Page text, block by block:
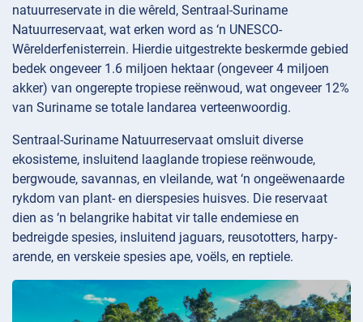
natuurreservate in die wêreld, Sentraal-Suriname
Natuurreservaat, wat erken word as ‘n UNESCO-
Wêrelderfenisterrein. Hierdie uitgestrekte beskermde gebied
bedek ongeveer 1.6 miljoen hektaar (ongeveer 4 miljoen
akker) van ongerepte tropiese reënwoud, wat ongeveer 12%
van Suriname se totale landarea verteenwoordig.
Sentraal-Suriname Natuurreservaat omsluit diverse
ekosisteme, insluitend laaglande tropiese reënwoude,
bergwoude, savannas, en vleilande, wat ‘n ongeëwenaarde
rykdom van plant- en dierspesies huisves. Die reservaat
dien as ‘n belangrike habitat vir talle endemiese en
bedreigde spesies, insluitend jaguars, reusototters, harpy-
arende, en verskeie spesies ape, voëls, en reptiele.